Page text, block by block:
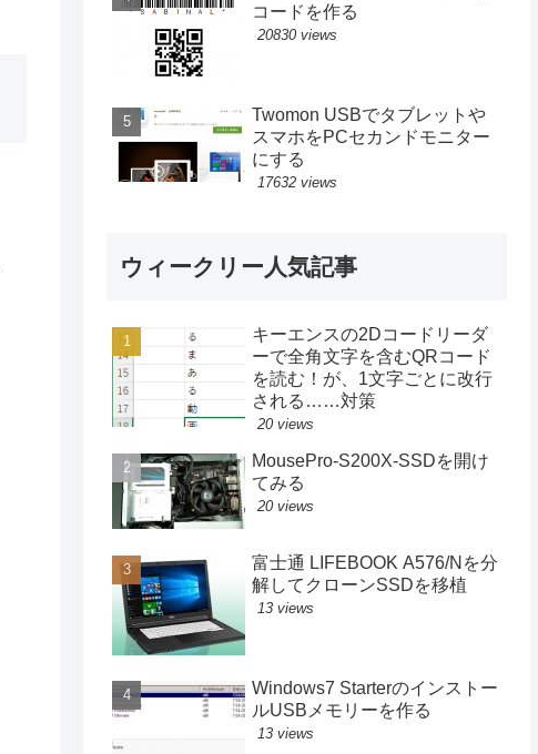
コードを作る
20830 views
Twomon USBでタブレットや
スマホをPCセカンドモニター
にする
17632 views
ウィークリー人気記事
キーエンスの2Dコードリーダ
ーで全角文字を含むQRコード
を読む！が、1文字ごとに改行
される……対策
20 views
MousePro-S200X-SSDを開け
てみる
20 views
富士通 LIFEBOOK A576/Nを分
解してクローンSSDを移植
13 views
Windows7 Starterのインストー
ルUSBメモリーを作る
13 views